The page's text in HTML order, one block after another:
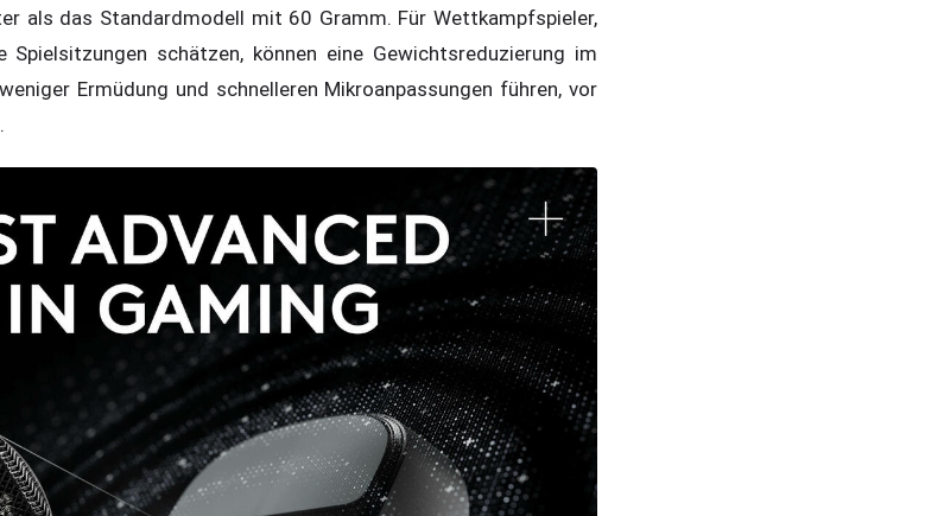
als das Standardmodell mit 60 Gramm. Für Wettkampfspieler,
Spielsitzungen schätzen, können eine Gewichtsreduzierung im
Ermüdung und schnelleren Mikroanpassungen führen, vor